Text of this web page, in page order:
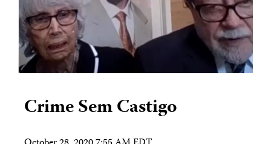
Crime Sem Castigo